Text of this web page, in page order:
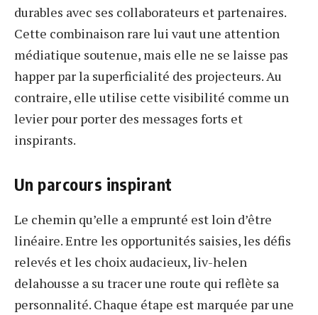
durables avec ses collaborateurs et partenaires.
Cette combinaison rare lui vaut une attention
médiatique soutenue, mais elle ne se laisse pas
happer par la superficialité des projecteurs. Au
contraire, elle utilise cette visibilité comme un
levier pour porter des messages forts et
inspirants.
Un parcours inspirant
Le chemin qu’elle a emprunté est loin d’être
linéaire. Entre les opportunités saisies, les défis
relevés et les choix audacieux, liv-helen
delahousse a su tracer une route qui reflète sa
personnalité. Chaque étape est marquée par une